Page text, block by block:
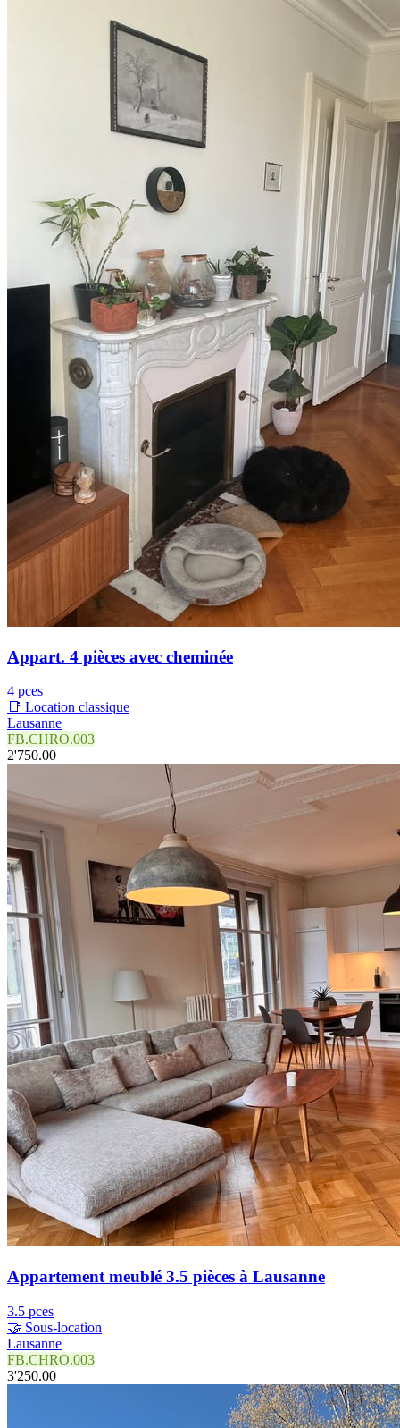
Appart. 4 pièces avec cheminée
4 pces
📑 Location classique
Lausanne
FB.CHRO.003
2'750.00
Appartement meublé 3.5 pièces à Lausanne
3.5 pces
🤝 Sous-location
Lausanne
FB.CHRO.003
3'250.00